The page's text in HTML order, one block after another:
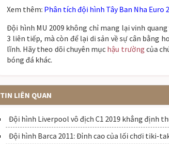
Xem thêm: Phân tích đội hình Tây Ban Nha Euro
Đội hình MU 2009 không chỉ mang lại vinh
3 liên tiếp, mà còn để lại di sản về sự cân bằng
lĩnh. Hãy theo dõi chuyên mục hậu trường của
bóng đá khác.
TIN LIÊN QUAN
Đội hình Liverpool vô địch C1 2019 khẳng định
Đội hình Barca 2011: Đỉnh cao của lối chơi tiki-